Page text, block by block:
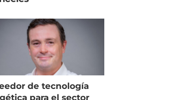
de tecnología
para el sector